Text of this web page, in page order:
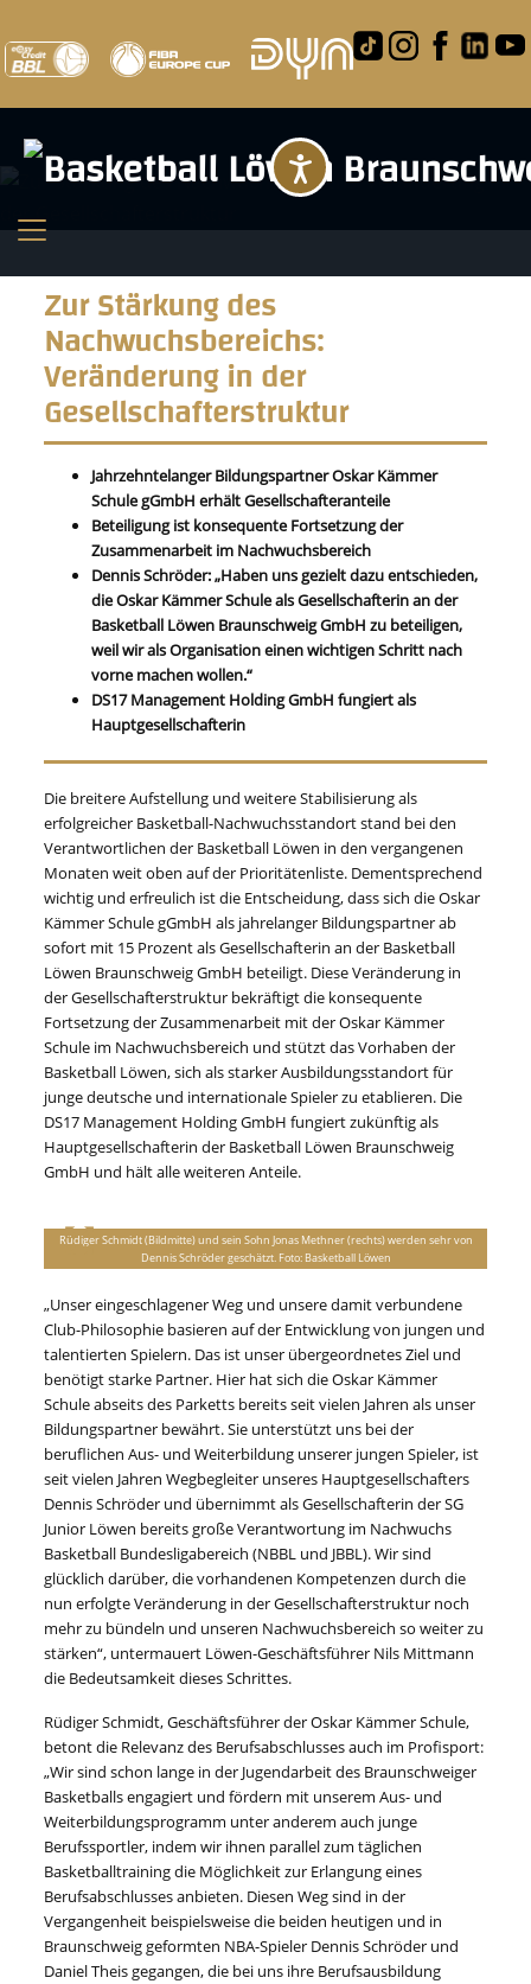
Zur Stärkung des
Nachwuchsbereichs:
Veränderung in der
Gesellschafterstruktur
Jahrzehntelanger Bildungspartner Oskar Kämmer
Schule gGmbH erhält Gesellschafteranteile
Beteiligung ist konsequente Fortsetzung der
Zusammenarbeit im Nachwuchsbereich
Dennis Schröder: „Haben uns gezielt dazu entschieden,
die Oskar Kämmer Schule als Gesellschafterin an der
Basketball Löwen Braunschweig GmbH zu beteiligen,
weil wir als Organisation einen wichtigen Schritt nach
vorne machen wollen.“
DS17 Management Holding GmbH fungiert als
Hauptgesellschafterin
Die breitere Aufstellung und weitere Stabilisierung als
erfolgreicher Basketball-Nachwuchsstandort stand bei den
Verantwortlichen der Basketball Löwen in den vergangenen
Monaten weit oben auf der Prioritätenliste. Dementsprechend
wichtig und erfreulich ist die Entscheidung, dass sich die Oskar
Kämmer Schule gGmbH als jahrelanger Bildungspartner ab
sofort mit 15 Prozent als Gesellschafterin an der Basketball
Löwen Braunschweig GmbH beteiligt. Diese Veränderung in
der Gesellschafterstruktur bekräftigt die konsequente
Fortsetzung der Zusammenarbeit mit der Oskar Kämmer
Schule im Nachwuchsbereich und stützt das Vorhaben der
Basketball Löwen, sich als starker Ausbildungsstandort für
junge deutsche und internationale Spieler zu etablieren. Die
DS17 Management Holding GmbH fungiert zukünftig als
Hauptgesellschafterin der Basketball Löwen Braunschweig
GmbH und hält alle weiteren Anteile.
Rüdiger Schmidt (Bildmitte) und sein Sohn Jonas Methner (rechts) werden sehr von
Dennis Schröder geschätzt. Foto: Basketball Löwen
„Unser eingeschlagener Weg und unsere damit verbundene
Club-Philosophie basieren auf der Entwicklung von jungen und
talentierten Spielern. Das ist unser übergeordnetes Ziel und
benötigt starke Partner. Hier hat sich die Oskar Kämmer
Schule abseits des Parketts bereits seit vielen Jahren als unser
Bildungspartner bewährt. Sie unterstützt uns bei der
beruflichen Aus- und Weiterbildung unserer jungen Spieler, ist
seit vielen Jahren Wegbegleiter unseres Hauptgesellschafters
Dennis Schröder und übernimmt als Gesellschafterin der SG
Junior Löwen bereits große Verantwortung im Nachwuchs
Basketball Bundesligabereich (NBBL und JBBL). Wir sind
glücklich darüber, die vorhandenen Kompetenzen durch die
nun erfolgte Veränderung in der Gesellschafterstruktur noch
mehr zu bündeln und unseren Nachwuchsbereich so weiter zu
stärken“, untermauert Löwen-Geschäftsführer Nils Mittmann
die Bedeutsamkeit dieses Schrittes.
Rüdiger Schmidt, Geschäftsführer der Oskar Kämmer Schule,
betont die Relevanz des Berufsabschlusses auch im Profisport:
„Wir sind schon lange in der Jugendarbeit des Braunschweiger
Basketballs engagiert und fördern mit unserem Aus- und
Weiterbildungsprogramm unter anderem auch junge
Berufssportler, indem wir ihnen parallel zum täglichen
Basketballtraining die Möglichkeit zur Erlangung eines
Berufsabschlusses anbieten. Diesen Weg sind in der
Vergangenheit beispielsweise die beiden heutigen und in
Braunschweig geformten NBA-Spieler Dennis Schröder und
Daniel Theis gegangen, die bei uns ihre Berufsausbildung